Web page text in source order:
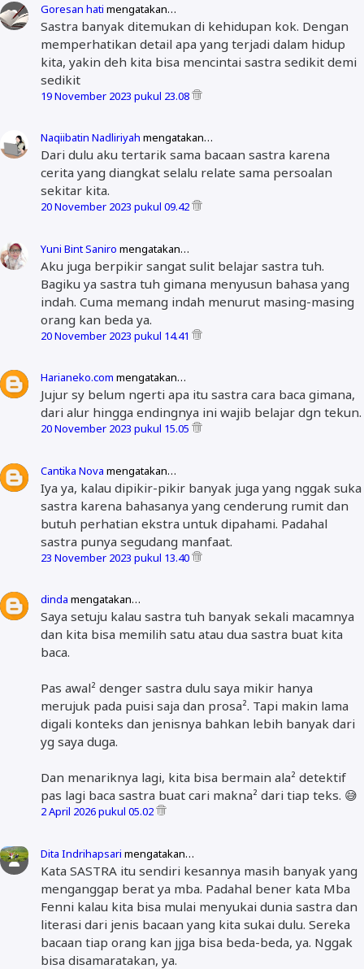
Goresan hati mengatakan…
Sastra banyak ditemukan di kehidupan kok. Dengan
memperhatikan detail apa yang terjadi dalam hidup
kita, yakin deh kita bisa mencintai sastra sedikit demi
sedikit
19 November 2023 pukul 23.08
Naqiibatin Nadliriyah mengatakan…
Dari dulu aku tertarik sama bacaan sastra karena
cerita yang diangkat selalu relate sama persoalan
sekitar kita.
20 November 2023 pukul 09.42
Yuni Bint Saniro mengatakan…
Aku juga berpikir sangat sulit belajar sastra tuh.
Bagiku ya sastra tuh gimana menyusun bahasa yang
indah. Cuma memang indah menurut masing-masing
orang kan beda ya.
20 November 2023 pukul 14.41
Harianeko.com mengatakan…
Jujur sy belum ngerti apa itu sastra cara baca gimana,
dari alur hingga endingnya ini wajib belajar dgn tekun.
20 November 2023 pukul 15.05
Cantika Nova mengatakan…
Iya ya, kalau dipikir-pikir banyak juga yang nggak suka
sastra karena bahasanya yang cenderung rumit dan
butuh perhatian ekstra untuk dipahami. Padahal
sastra punya segudang manfaat.
23 November 2023 pukul 13.40
dinda mengatakan…
Saya setuju kalau sastra tuh banyak sekali macamnya
dan kita bisa memilih satu atau dua sastra buat kita
baca.
Pas awal² denger sastra dulu saya mikir hanya
merujuk pada puisi saja dan prosa². Tapi makin lama
digali konteks dan jenisnya bahkan lebih banyak dari
yg saya duga.
Dan menariknya lagi, kita bisa bermain ala² detektif
pas lagi baca sastra buat cari makna² dari tiap teks. 😅
2 April 2026 pukul 05.02
Dita Indrihapsari mengatakan…
Kata SASTRA itu sendiri kesannya masih banyak yang
menganggap berat ya mba. Padahal bener kata Mba
Fenni kalau kita bisa mulai menyukai dunia sastra dan
literasi dari jenis bacaan yang kita sukai dulu. Sereka
bacaan tiap orang kan jjga bisa beda-beda, ya. Nggak
bisa disamaratakan, ya.